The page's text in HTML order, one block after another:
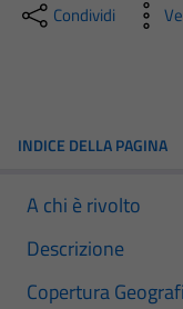
Condividi
INDICE DELLA PAGINA
A chi è rivolto
Descrizione
Copertura